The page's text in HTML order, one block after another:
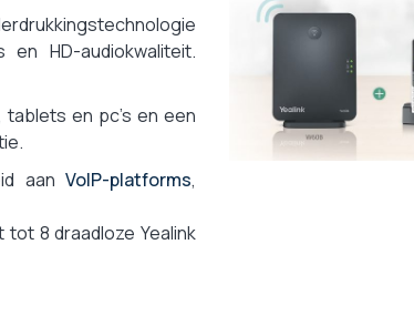
HD-audiokwaliteit.
tablets en pc's en een
aan VoIP-platforms,
8 draadloze Yealink